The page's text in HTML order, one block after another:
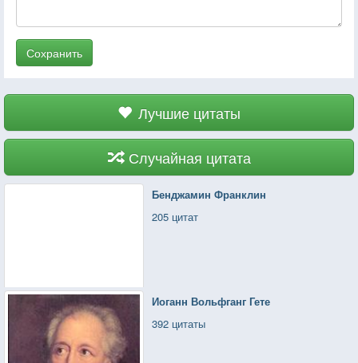
Сохранить
Лучшие цитаты
Случайная цитата
Бенджамин Франклин
205 цитат
Иоганн Вольфганг Гете
392 цитаты